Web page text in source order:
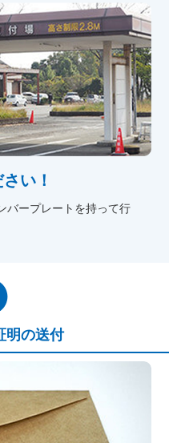
い！
バープレートを持って行
明の送付